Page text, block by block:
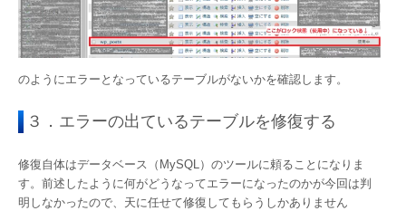
のようにエラーとなっているテーブルがないかを確認します。
３．エラーの出ているテーブルを修復する
修復自体はデータベース（MySQL）のツールに頼ることになりま
す。前述したように何がどうなってエラーになったのかが今回は判
明しなかったので、天に任せて修復してもらうしかありません